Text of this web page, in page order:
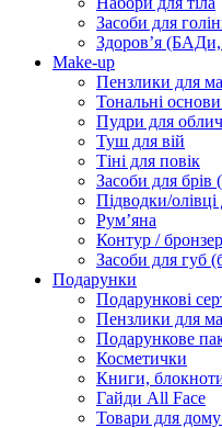
Засоби для
Здоровʼя
Make-up
Пензлики для
Тональні
Пудри для
Туш для вій
Тіні для повік
Засоби для брів
Підводки/олівці
Румʼяна
Контур / бронзер
Засоби для губ
Подарунки
Подарункові
Пензлики для
Подарункове
Косметички
Книги,
Гайди All Face
Товари для дому